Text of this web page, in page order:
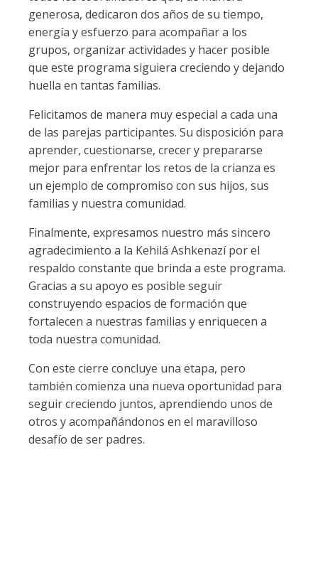
generosa, dedicaron dos años de su tiempo,
energía y esfuerzo para acompañar a los
grupos, organizar actividades y hacer posible
que este programa siguiera creciendo y dejando
huella en tantas familias.
Felicitamos de manera muy especial a cada una
de las parejas participantes. Su disposición para
aprender, cuestionarse, crecer y prepararse
mejor para enfrentar los retos de la crianza es
un ejemplo de compromiso con sus hijos, sus
familias y nuestra comunidad.
Finalmente, expresamos nuestro más sincero
agradecimiento a la Kehilá Ashkenazí por el
respaldo constante que brinda a este programa.
Gracias a su apoyo es posible seguir
construyendo espacios de formación que
fortalecen a nuestras familias y enriquecen a
toda nuestra comunidad.
Con este cierre concluye una etapa, pero
también comienza una nueva oportunidad para
seguir creciendo juntos, aprendiendo unos de
otros y acompañándonos en el maravilloso
desafío de ser padres.